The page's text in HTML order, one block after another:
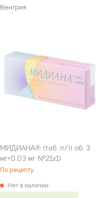
Венгрия
МИДИАНА® (таб. п/п об. 3
мг+0.03 мг №21х1)
По рецепту
Нет в наличии